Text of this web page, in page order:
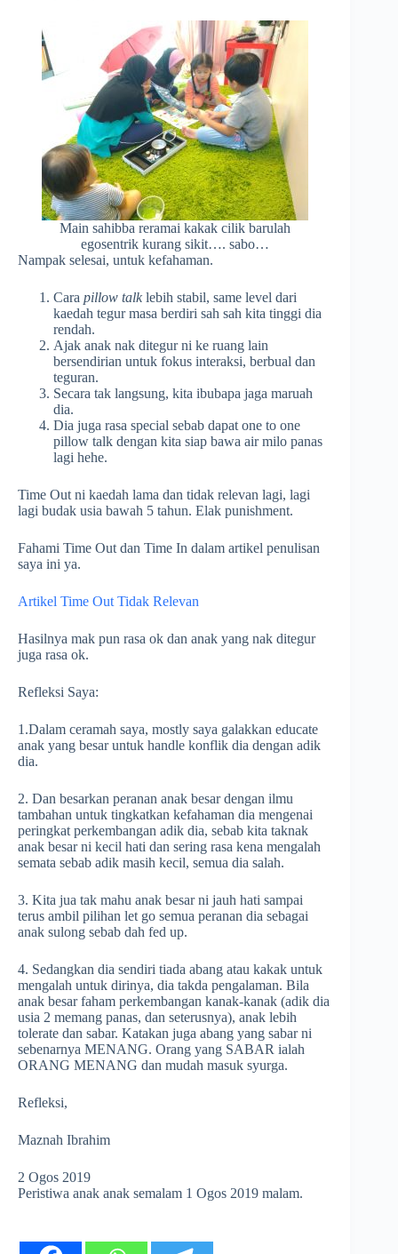
Main sahibba reramai kakak cilik barulah
egosentrik kurang sikit…. sabo…
Nampak selesai, untuk kefahaman.
Cara pillow talk lebih stabil, same level dari
kaedah tegur masa berdiri sah sah kita tinggi dia
rendah.
Ajak anak nak ditegur ni ke ruang lain
bersendirian untuk fokus interaksi, berbual dan
teguran.
Secara tak langsung, kita ibubapa jaga maruah
dia.
Dia juga rasa special sebab dapat one to one
pillow talk dengan kita siap bawa air milo panas
lagi hehe.
Time Out ni kaedah lama dan tidak relevan lagi, lagi
lagi budak usia bawah 5 tahun. Elak punishment.
Fahami Time Out dan Time In dalam artikel penulisan
saya ini ya.
Artikel Time Out Tidak Relevan
Hasilnya mak pun rasa ok dan anak yang nak ditegur
juga rasa ok.
Refleksi Saya:
1.Dalam ceramah saya, mostly saya galakkan educate
anak yang besar untuk handle konflik dia dengan adik
dia.
2. Dan besarkan peranan anak besar dengan ilmu
tambahan untuk tingkatkan kefahaman dia mengenai
peringkat perkembangan adik dia, sebab kita taknak
anak besar ni kecil hati dan sering rasa kena mengalah
semata sebab adik masih kecil, semua dia salah.
3. Kita jua tak mahu anak besar ni jauh hati sampai
terus ambil pilihan let go semua peranan dia sebagai
anak sulong sebab dah fed up.
4. Sedangkan dia sendiri tiada abang atau kakak untuk
mengalah untuk dirinya, dia takda pengalaman. Bila
anak besar faham perkembangan kanak-kanak (adik dia
usia 2 memang panas, dan seterusnya), anak lebih
tolerate dan sabar. Katakan juga abang yang sabar ni
sebenarnya MENANG. Orang yang SABAR ialah
ORANG MENANG dan mudah masuk syurga.
Refleksi,
Maznah Ibrahim
2 Ogos 2019
Peristiwa anak anak semalam 1 Ogos 2019 malam.